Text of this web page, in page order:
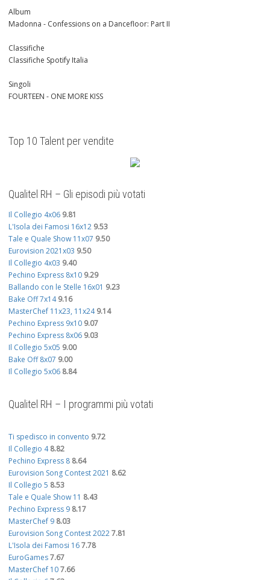
Album
Madonna - Confessions on a Dancefloor: Part II
Classifiche
Classifiche Spotify Italia
Singoli
FOURTEEN - ONE MORE KISS
Top 10 Talent per vendite
Qualitel RH – Gli episodi più votati
Il Collegio 4x06 9.81
L'Isola dei Famosi 16x12 9.53
Tale e Quale Show 11x07 9.50
Eurovision 2021x03 9.50
Il Collegio 4x03 9.40
Pechino Express 8x10 9.29
Ballando con le Stelle 16x01 9.23
Bake Off 7x14 9.16
MasterChef 11x23, 11x24 9.14
Pechino Express 9x10 9.07
Pechino Express 8x06 9.03
Il Collegio 5x05 9.00
Bake Off 8x07 9.00
Il Collegio 5x06 8.84
Qualitel RH – I programmi più votati
Ti spedisco in convento 9.72
Il Collegio 4 8.82
Pechino Express 8 8.64
Eurovision Song Contest 2021 8.62
Il Collegio 5 8.53
Tale e Quale Show 11 8.43
Pechino Express 9 8.17
MasterChef 9 8.03
Eurovision Song Contest 20227.81
L'Isola dei Famosi 167.78
EuroGames7.67
MasterChef 107.66